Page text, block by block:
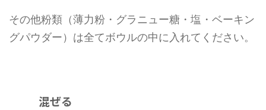
その他粉類（薄力粉・グラニュー糖・塩・ベーキン
グパウダー）は全てボウルの中に入れてください。
混ぜる